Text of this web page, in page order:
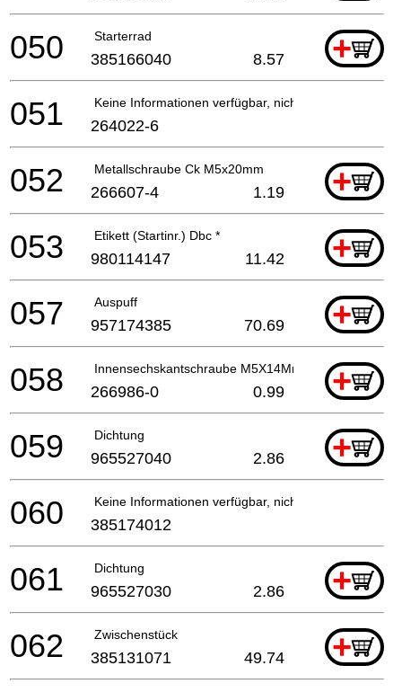
Starterrad +
050 385166040 8.57
Keine Informationen verfügbar, nicht bestellbar
051 264022-6
Metallschraube Ck M5x20mm +
052 266607-4 1.19
Etikett (Startinr.) Dbc * +
053 980114147 11.42
Auspuff +
057 957174385 70.69
Innensechskantschraube M5X14Mm Pc-6114 A
+
058 266986-0 0.99
Dichtung +
059 965527040 2.86
Keine Informationen verfügbar, nicht bestellbar
060 385174012
Dichtung +
061 965527030 2.86
Zwischenstück +
062 385131071 49.74